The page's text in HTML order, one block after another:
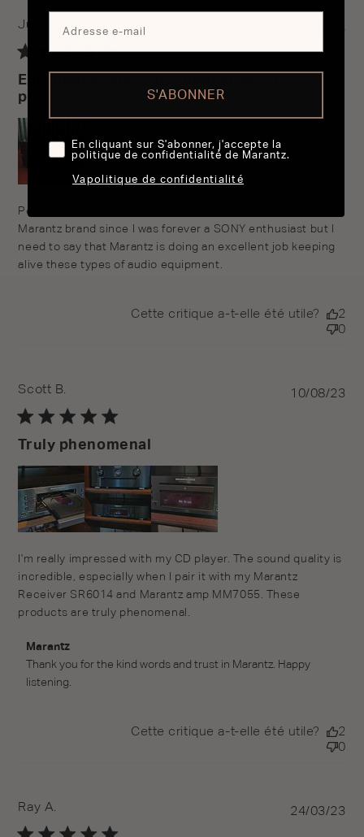
Jules
Excellent choice for a high quality CD
player
Perfect and warm sounds.I am a first time buyer for the
Marantz brand since I was forever a SONY enthusiast but I
need to say that Marantz is doing an excellent job keeping
alive these types of audio equipment.
Cette critique a-t-elle été utile?
2
0
Scott B.
Truly phenomenal
I'm really impressed with my CD player. The sound quality is
incredible, especially when I pair it with my Marantz
Receiver SR6014 and Marantz amp MM7055. These
products are truly phenomenal.
Commentaires du propriétaire du magasin sur l'examen
par Marantz le Mon Aug 14 2023
Marantz
Thank you for the kind words and trust in Marantz. Happy
listening.
10/08/23
Cette critique a-t-elle été utile?
2
0
Ray A. 24/03/23
S'ABONNER
En cliquant sur S'abonner, j'accepte la
politique de confidentialité de Marantz.
Vapolitique de confidentialité